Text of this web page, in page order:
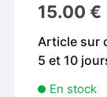
15.00€
Article sur
5 et 10
En stock